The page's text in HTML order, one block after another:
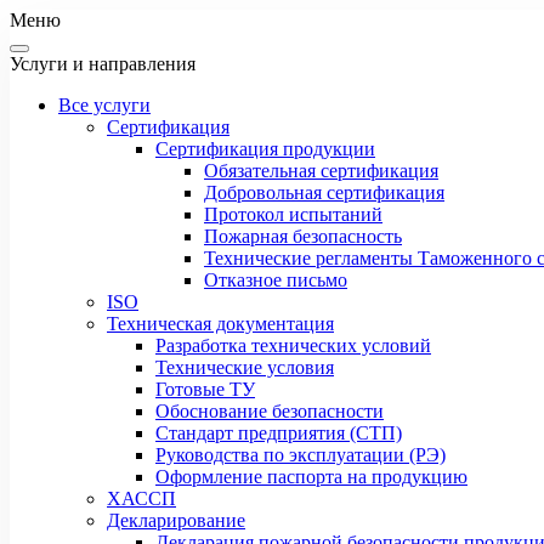
Меню
Услуги и направления
Все услуги
Сертификация
Сертификация продукции
Обязательная сертификация
Добровольная сертификация
Протокол испытаний
Пожарная безопасность
Технические регламенты Таможенного
Отказное письмо
ISO
Техническая документация
Разработка технических условий
Технические условия
Готовые ТУ
Обоснование безопасности
Стандарт предприятия (СТП)
Руководства по эксплуатации (РЭ)
Оформление паспорта на продукцию
ХАССП
Декларирование